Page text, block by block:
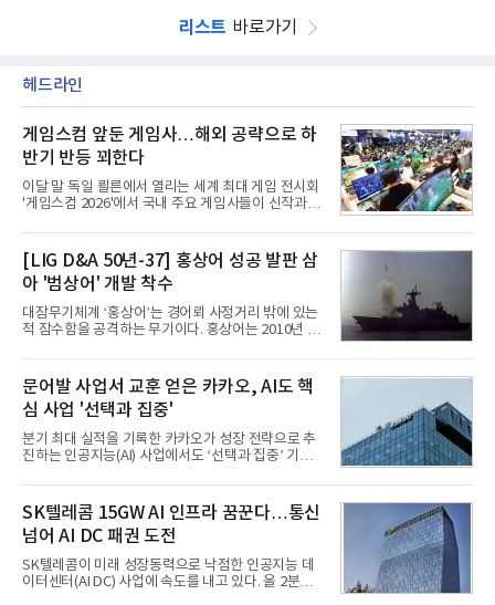
리스트 바로가기
헤드라인
게임스컴 앞둔 게임사…해외 공략으로 하
반기 반등 꾀한다
이달 말 독일 쾰른에서 열리는 세계 최대 게임 전시회
'게임스컴 2026'에서 국내 주요 게임사들이 신작과 글
체별로 엇갈린 가운데 하반기 신작 흥행과 해외 시장
성과가 실적을 좌우할 핵심 변수로 떠오르고 있다.8일
업계에 따르면 올해 상반기 게임업계는 기업별 성적
표가 크게 갈렸다. 대표적으로 크래프톤은 'PUBG: 배
틀그라운드'의 안정적인 성장에 힘입어 상반기 연결
기준 매출 2조6616억원, 영업이익 9725억원으로 역
대 최대 실적을 기록했다. 엔씨도 올해 출시한 '아이온
동기 대
[LIG D&A 50년-37] 홍상어 성공 발판 삼
아 '범상어' 개발 착수
대잠무기체계 ‘홍상어’는 경어뢰 사정거리 밖에 있는
적 잠수함을 공격하는 무기이다. 홍상어는 2010년 넥
이뤄졌다. 이후 2012년 한국형 구축함(KDX-1) 이상
의 함정에 실전 배치됐다.그해 7월 해군은 동해상에서
성능 검증을 위해 홍상어 시험발사를 실시했다. 이때
홍상어가 목표 지점에서 입수한 후 표적을 타격하지
못하고 물속에서 멈춰버리는 예상 밖의 일이 벌어졌
다. 2차 품질확인 사격 시험에서도 만족스러운 결과를
얻지 못했다. 완벽한 신뢰성 확보를 위해 LIG넥스원은
분야를
문어발 사업서 교훈 얻은 카카오, AI도 핵
심 사업 '선택과 집중'
분기 최대 실적을 기록한 카카오가 성장 전략으로 추
진하는 인공지능(AI) 사업에서도 ‘선택과 집중’ 기조
라 투자에 나서는 것과 달리, 카카오는 ‘카카오톡’이
라는 플랫폼 경쟁력을 활용한 AI 에이전트 서비스에
집중하는 전략이다. 과거 무리한 사업 확장 과정에서
겪었던 시행착오를 되풀이하지 않고 핵심 역량에 집
중하겠다는 취지로 풀이된다.7일 업계에 따르면 카카
오는 올해 2분기 연결 기준 매출 2조985억원, 영업이
익 2770억원을 기록했다. 전년 동기 대비 매출과 영업
SK텔레콤 15GW AI 인프라 꿈꾼다…통신
넘어 AI DC 패권 도전
SK텔레콤이 미래 성장동력으로 낙점한 인공지능 데
이터센터(AI DC) 사업에 속도를 내고 있다. 올 2분기